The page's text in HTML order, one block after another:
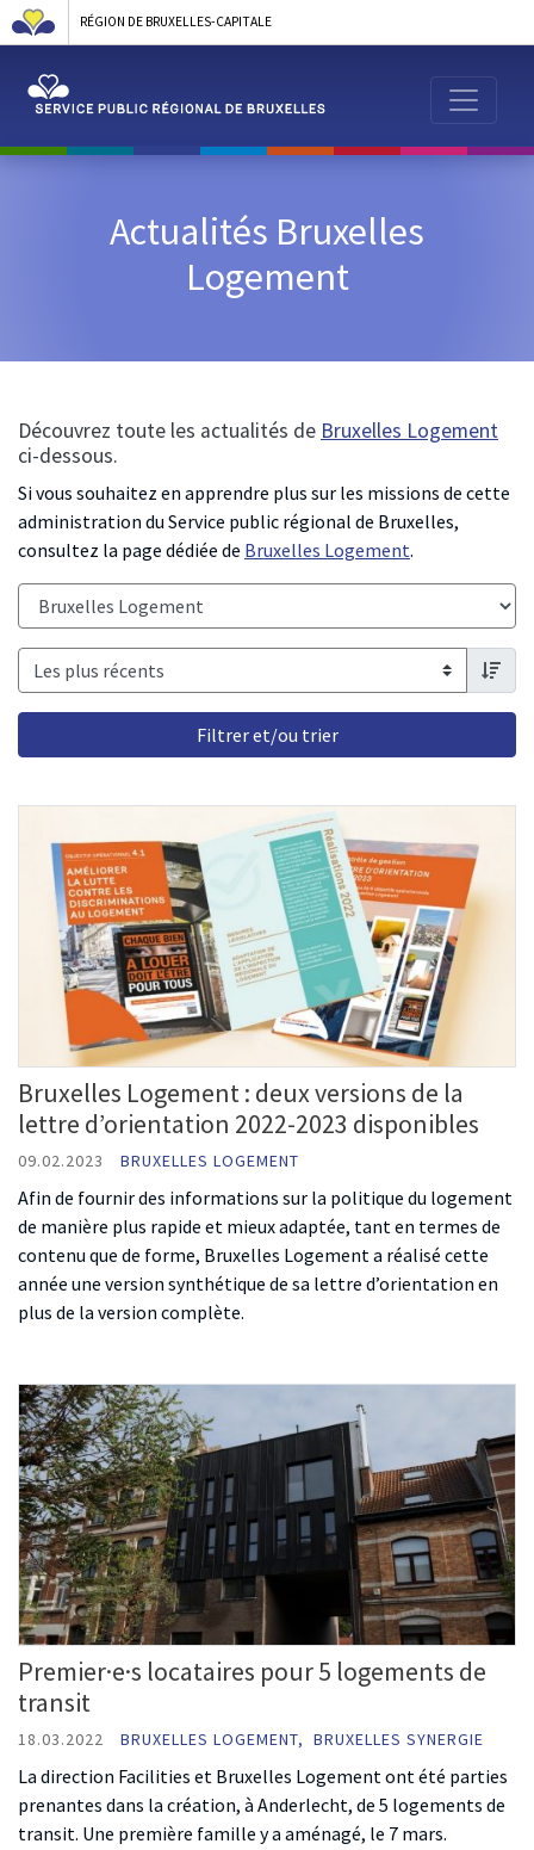
RÉGION DE BRUXELLES-CAPITALE
Actualités Bruxelles
Logement
Découvrez toute les actualités de Bruxelles Logement
ci-dessous.
Si vous souhaitez en apprendre plus sur les missions de cette
administration du Service public régional de Bruxelles,
consultez la page dédiée de Bruxelles Logement.
Catégorie :
order
Bruxelles Logement : deux versions de la
lettre d’orientation 2022-2023 disponibles
09.02.2023 BRUXELLES LOGEMENT
Afin de fournir des informations sur la politique du logement
de manière plus rapide et mieux adaptée, tant en termes de
contenu que de forme, Bruxelles Logement a réalisé cette
année une version synthétique de sa lettre d’orientation en
plus de la version complète.
Premier·e·s locataires pour 5 logements de
transit
18.03.2022 BRUXELLES LOGEMENT, BRUXELLES SYNERGIE
La direction Facilities et Bruxelles Logement ont été parties
prenantes dans la création, à Anderlecht, de 5 logements de
transit. Une première famille y a aménagé, le 7 mars.